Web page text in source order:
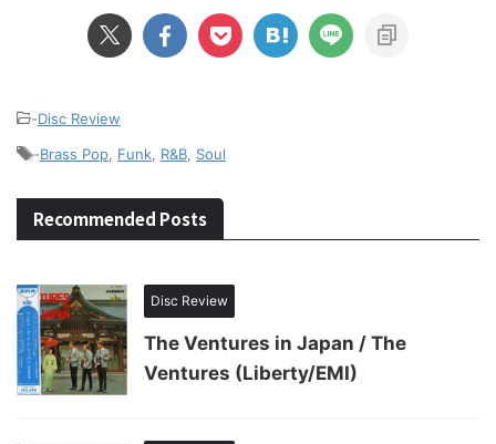
-Disc Review
-Brass Pop Funk R&B Soul
Recommended Posts
Disc Review
The Ventures in Japan / The
Ventures (Liberty/EMI)